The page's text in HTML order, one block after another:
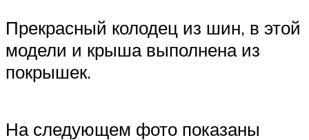
Прекрасный колодец из шин, в этой
модели и крыша выполнена из
покрышек.
На следующем фото показаны